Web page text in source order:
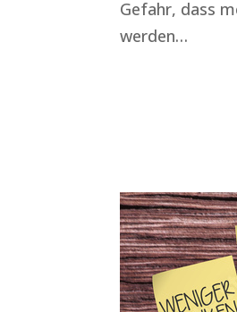
Gefahr, dass
werden…